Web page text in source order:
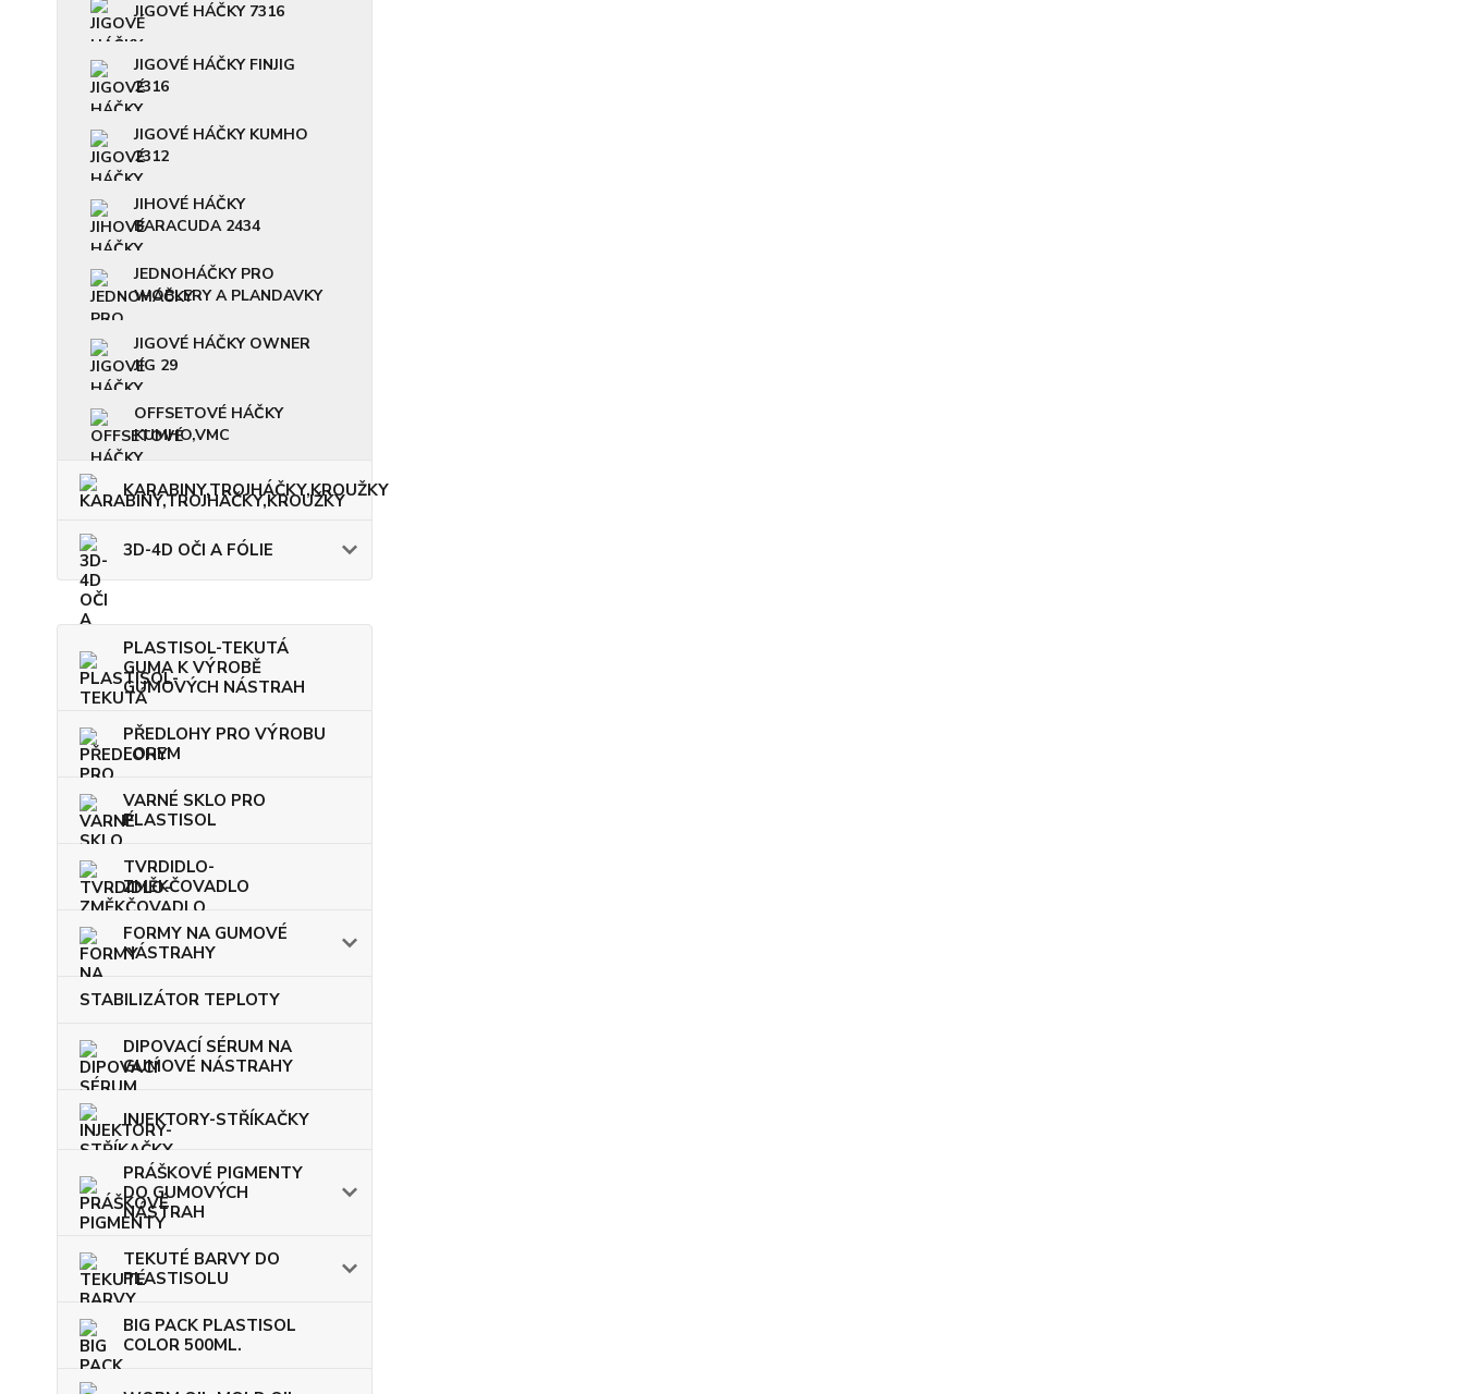
JIGOVÉ HÁČKY 7316
JIGOVÉ HÁČKY FINJIG
2316
JIGOVÉ HÁČKY KUMHO
2312
JIHOVÉ HÁČKY
BARACUDA 2434
JEDNOHÁČKY PRO
WOBLERY A PLANDAVKY
JIGOVÉ HÁČKY OWNER
JIG 29
OFFSETOVÉ HÁČKY
KUMHO,VMC
KARABINY,TROJHÁČKY,KROUŽKY
3D-4D OČI A FÓLIE
PLASTISOL-TEKUTÁ
GUMA K VÝROBĚ
GUMOVÝCH NÁSTRAH
PŘEDLOHY PRO VÝROBU
FOREM
VARNÉ SKLO PRO
PLASTISOL
TVRDIDLO-
ZMĚKČOVADLO
FORMY NA GUMOVÉ
NÁSTRAHY
STABILIZÁTOR TEPLOTY
DIPOVACÍ SÉRUM NA
GUMOVÉ NÁSTRAHY
INJEKTORY-STŘÍKAČKY
PRÁŠKOVÉ PIGMENTY
DO GUMOVÝCH
NÁSTRAH
TEKUTÉ BARVY DO
PLASTISOLU
BIG PACK PLASTISOL
COLOR 500ML.